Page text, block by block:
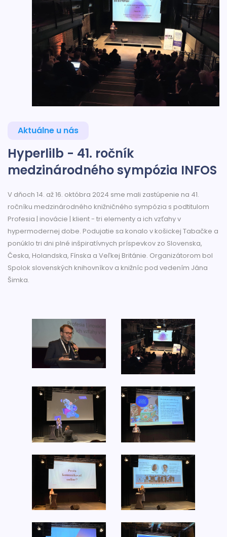
Aktuálne u nás
Hyperlilb - 41. ročník
medzinárodného sympózia INFOS
V dňoch 14. až 16. októbra 2024 sme mali zastúpenie na 41.
ročníku medzinárodného knižničného sympózia s podtitulom
Profesia | inovácie | klient - tri elementy a ich vzťahy v
hypermodernej dobe. Podujatie sa konalo v košickej Tabačke a
ponúklo tri dni plné inšpiratívnych príspevkov zo Slovenska,
Česka, Holandska, Fínska a Veľkej Británie. Organizátorom bol
Spolok slovenských knihovníkov a knižníc pod vedením Jána
Šimka.